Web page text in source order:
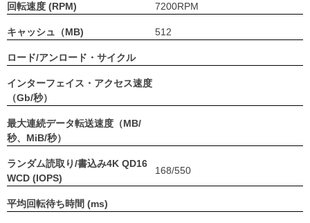
回転速度 (RPM) 7200RPM
キャッシュ（MB) 512
ロード/アンロード・サイクル
インターフェイス・アクセス速度
（Gb/秒）
最大連続データ転送速度（MB/
秒、MiB/秒）
ランダム読取り/書込み4K QD16
WCD (IOPS)
168/550
平均回転待ち時間 (ms)